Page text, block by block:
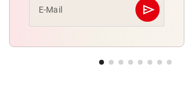
E-Mail send
Abschicken